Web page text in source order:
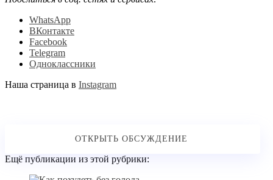
WhatsApp
ВКонтакте
Facebook
Telegram
Одноклассники
Наша страница в Instagram
Ещё публикации из этой рубрики: